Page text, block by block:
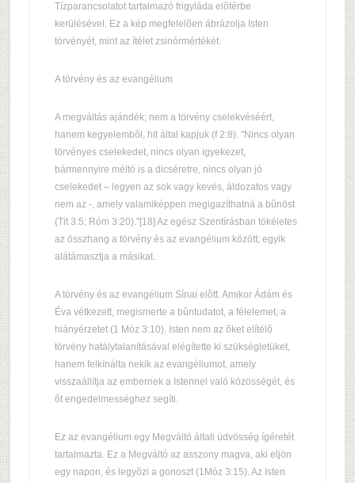
Tízparancsolatot tartalmazó frigyláda elõtérbe
kerülésével. Ez a kép megfelelõen ábrázolja Isten
törvényét, mint az ítélet zsinórmértékét.
A törvény és az evangélium
A megváltás ajándék; nem a törvény cselekvéséért,
hanem kegyelembõl, hit által kapjuk (f 2:8). "Nincs olyan
törvényes cselekedet, nincs olyan igyekezet,
bármennyire méltó is a dicséretre, nincs olyan jó
cselekedet – legyen az sok vagy kevés, áldozatos vagy
nem az -, amely valamiképpen megigazíthatná a bûnöst
(Tit 3:5; Róm 3:20)."[18] Az egész Szentírásban tökéletes
az összhang a törvény és az evangélium között; egyik
alátámasztja a másikat.
A törvény és az evangélium Sínai elõtt. Amikor Ádám és
Éva vétkezett, megismerte a bûntudatot, a félelemet, a
hiányérzetet (1 Móz 3:10). Isten nem az õket elítélõ
törvény hatálytalanításával elégítette ki szükségletüket,
hanem felkínálta nekik az evangéliumot, amely
visszaállítja az embernek a Istennel való közösségét, és
õt engedelmességhez segíti.
Ez az evangélium egy Megváltó általi üdvösség ígéretét
tartalmazta. Ez a Megváltó az asszony magva, aki eljön
egy napon, és legyõzi a gonoszt (1Móz 3:15). Az Isten